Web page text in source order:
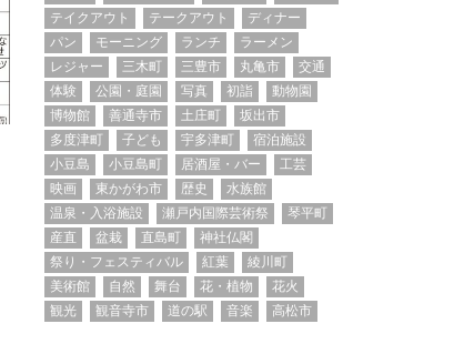
テイクアウト
テークアウト
ディナー
パン
モーニング ランチ
ラーメン
レジャー
三木町 三豊市 丸亀市
交通
体験
公園・庭園 写真 初詣
動物園
博物館
善通寺市 土庄町
坂出市
多度津町
子ども 宇多津町
宿泊施設
小豆島
小豆島町 居酒屋・バー
工芸
映画
東かがわ市 歴史
水族館
温泉・入浴施設
瀬戸内国際芸術祭
琴平町
産直
盆栽 直島町
神社仏閣
祭り・フェスティバル
紅葉
綾川町
美術館
自然 舞台 花・植物
花火
観光
観音寺市 道の駅 音楽 高松市